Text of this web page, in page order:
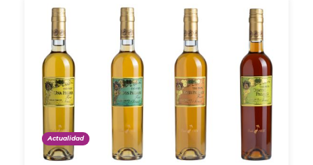
Actualidad